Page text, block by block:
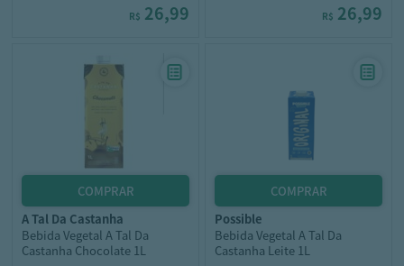
R$ 26,99 R$ 26,99
a tal da castanha
Bebida Vegetal A Tal Da
Castanha Chocolate 1L
possible
Bebida Vegetal A Tal Da
Castanha Leite 1L